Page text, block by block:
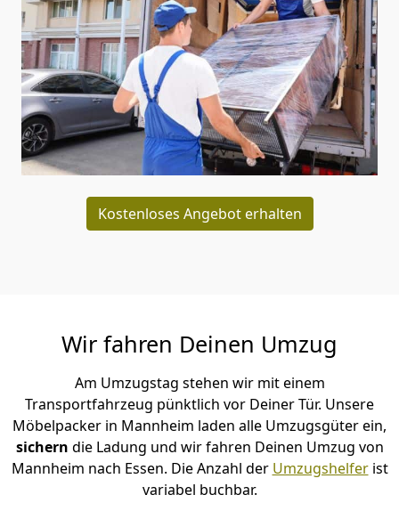
Kostenloses Angebot erhalten
Wir fahren Deinen Umzug
Am Umzugstag stehen wir mit einem
Transportfahrzeug pünktlich vor Deiner Tür. Unsere
Möbelpacker in Mannheim laden alle Umzugsgüter ein,
sichern die Ladung und wir fahren Deinen Umzug von
Mannheim nach Essen. Die Anzahl der Umzugshelferist
variabel buchbar.